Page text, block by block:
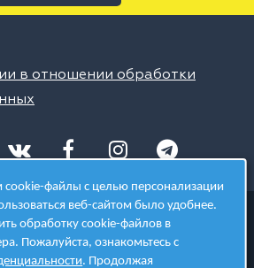
в отношении обработки
инновационного творчества
файлы с целью персонализации
веб-сайтом было удобнее.
обработку cookie-файлов в
Пожалуйста, ознакомьтесь с
. Продолжая